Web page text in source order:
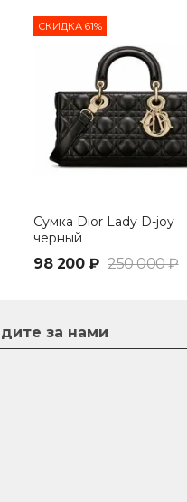
СКИДКА 61%
Сумка Dior Lady D-joy
черный
98 200 ₽ 250 000 ₽
за нами